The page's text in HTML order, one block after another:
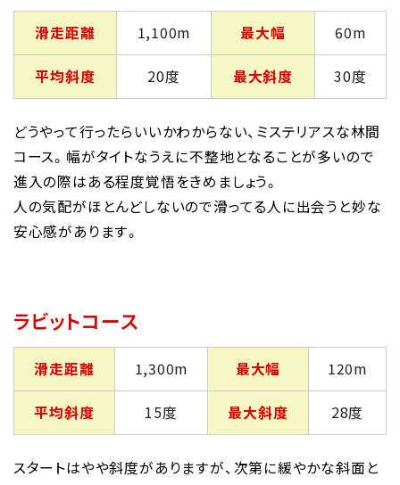
滑走距離 1,100m 最大幅 60m
平均斜度 20度 最大斜度 30度
どうやって行ったらいいかわからない、ミステリアスな林間
コース。幅がタイトなうえに不整地となることが多いので
進入の際はある程度覚悟をきめましょう。
人の気配がほとんどしないので滑ってる人に出会うと妙な
安心感があります。
ラビットコース
滑走距離 1,300m 最大幅 120m
平均斜度 15度 最大斜度 28度
スタートはやや斜度がありますが、次第に緩やかな斜面と